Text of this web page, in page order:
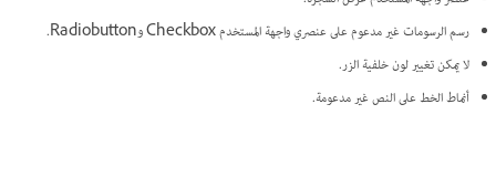
رسم الرسومات غير مدعوم على عنصري واجهة المستخدم Checkbox وRadiobutton.
لا يمكن تغيير لون خلفية الزر.
أنماط الخط على النص غير مدعومة.